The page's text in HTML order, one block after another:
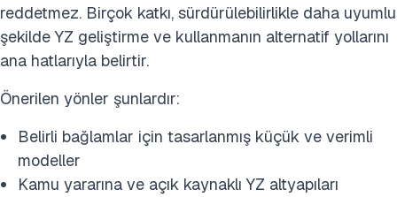
reddetmez. Birçok katkı, sürdürülebilirlikle daha uyumlu
şekilde YZ geliştirme ve kullanmanın alternatif yollarını
ana hatlarıyla belirtir.
Önerilen yönler şunlardır:
Belirli bağlamlar için tasarlanmış küçük ve verimli
modeller
Kamu yararına ve açık kaynaklı YZ altyapıları